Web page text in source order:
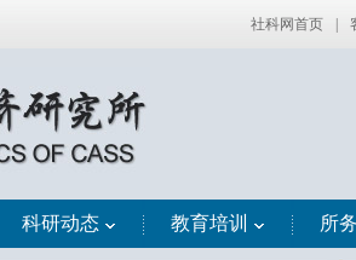
社科网首页
科研动态 教育培训 所